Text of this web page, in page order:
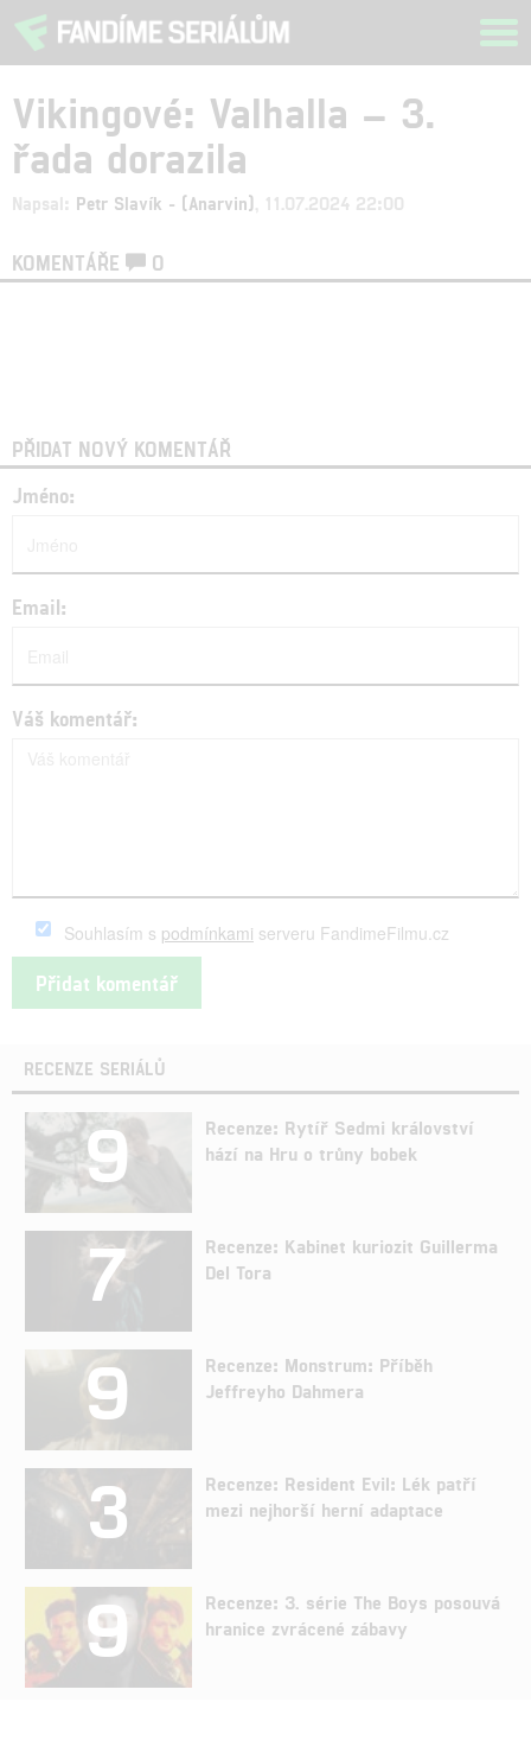
Vikingové: Valhalla – 3.
řada dorazila
Napsal: Petr Slavík - (Anarvin) , 11.07.2024 22:00
KOMENTÁŘE 0
PŘIDAT NOVÝ KOMENTÁŘ
Jméno:
Email:
Váš komentář:
Souhlasím s podmínkami serveru FandimeFilmu.cz
RECENZE SERIÁLŮ
9
Recenze: Rytíř Sedmi království
hází na Hru o trůny bobek
7
Recenze: Kabinet kuriozit Guillerma
Del Tora
9
Recenze: Monstrum: Příběh
Jeffreyho Dahmera
3
Recenze: Resident Evil: Lék patří
mezi nejhorší herní adaptace
9
Recenze: 3. série The Boys posouvá
hranice zvrácené zábavy